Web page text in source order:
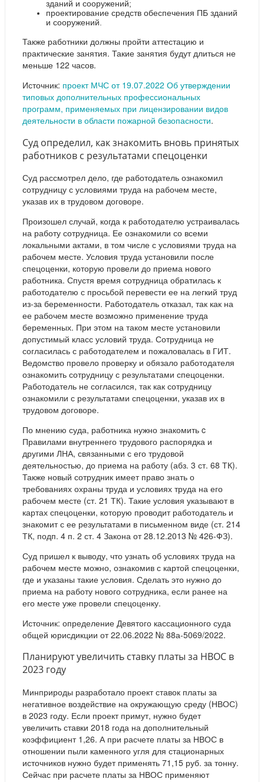
зданий и сооружений;
проектирование средств обеспечения ПБ зданий
и сооружений.
Также работники должны пройти аттестацию и
практические занятия. Такие занятия будут длиться не
меньше 122 часов.
Источник: проект МЧС от 19.07.2022 Об утверждении
типовых дополнительных профессиональных
программ, применяемых при лицензировании видов
деятельности в области пожарной безопасности.
Суд определил, как знакомить вновь принятых
работников с результатами спецоценки
Суд рассмотрел дело, где работодатель ознакомил
сотрудницу с условиями труда на рабочем месте,
указав их в трудовом договоре.
Произошел случай, когда к работодателю устраивалась
на работу сотрудница. Ее ознакомили со всеми
локальными актами, в том числе с условиями труда на
рабочем месте. Условия труда установили после
спецоценки, которую провели до приема нового
работника. Спустя время сотрудница обратилась к
работодателю с просьбой перевести ее на легкий труд
из-за беременности. Работодатель отказал, так как на
ее рабочем месте возможно применение труда
беременных. При этом на таком месте установили
допустимый класс условий труда. Сотрудница не
согласилась с работодателем и пожаловалась в ГИТ.
Ведомство провело проверку и обязало работодателя
ознакомить сотрудницу с результатами спецоценки.
Работодатель не согласился, так как сотрудницу
ознакомили с результатами спецоценки, указав их в
трудовом договоре.
По мнению суда, работника нужно знакомить c
Правилами внутреннего трудового распорядка и
другими ЛНА, связанными с его трудовой
деятельностью, до приема на работу (абз. 3 ст. 68 ТК).
Также новый сотрудник имеет право знать о
требованиях охраны труда и условиях труда на его
рабочем месте (ст. 21 ТК). Такие условия указывают в
картах спецоценки, которую проводит работодатель и
знакомит с ее результатами в письменном виде (ст. 214
ТК, подп. 4 п. 2 ст. 4 Закона от 28.12.2013 № 426-ФЗ).
Суд пришел к выводу, что узнать об условиях труда на
рабочем месте можно, ознакомив с картой спецоценки,
где и указаны такие условия. Сделать это нужно до
приема на работу нового сотрудника, если ранее на
его месте уже провели спецоценку.
Источник: определение Девятого кассационного суда
общей юрисдикции от 22.06.2022 № 88а-5069/2022.
Планируют увеличить ставку платы за НВОС в
2023 году
Минприроды разработало проект ставок платы за
негативное воздействие на окружающую среду (НВОС)
в 2023 году. Если проект примут, нужно будет
увеличить ставки 2018 года на дополнительный
коэффициент 1,26. А при расчете платы за НВОС в
отношении пыли каменного угля для стационарных
источников нужно будет применять 71,15 руб. за тонну.
Сейчас при расчете платы за НВОС применяют